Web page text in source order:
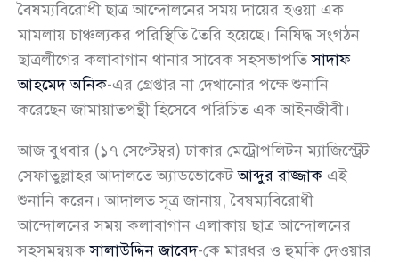
বৈষম্যবিরোধী ছাত্র আন্দোলনের সময় দায়ের হওয়া এক
মামলায় চাঞ্চল্যকর পরিস্থিতি তৈরি হয়েছে। নিষিদ্ধ সংগঠন
ছাত্রলীগের কলাবাগান থানার সাবেক সহসভাপতিসাদাফ
আহমেদ অনিক-এর গ্রেপ্তার না দেখানোর পক্ষে শুনানি
করেছেন জামায়াতপন্থী হিসেবে পরিচিত এক আইনজীবী।
আজ বুধবার (১৭ সেপ্টেম্বর) ঢাকার মেট্রোপলিটন ম্যাজিস্ট্রেট
সেফাতুল্লাহর আদালতে অ্যাডভোকেটআব্দুর রাজ্জাক এই
শুনানি করেন। আদালত সূত্র জানায়, বৈষম্যবিরোধী
আন্দোলনের সময় কলাবাগান এলাকায় ছাত্র আন্দোলনের
সহসমন্বয়কসালাউদ্দিন জাবেদ-কে মারধর ও হুমকি দেওয়ার